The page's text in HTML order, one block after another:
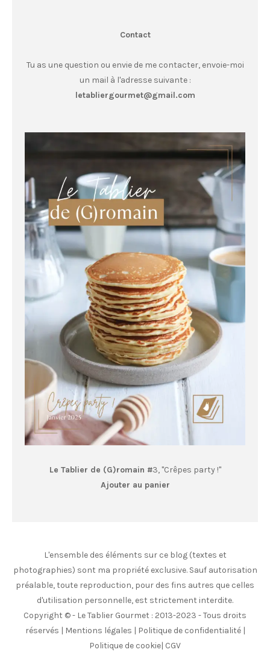
Contact
Tu as une question ou envie de me contacter, envoie-moi
un mail à l'adresse suivante :
letabliergourmet@gmail.com
Le Tablier de (G)romain #3, "Crêpes party !"
Ajouter au panier
L'ensemble des éléments sur ce blog (textes et
photographies) sont ma propriété exclusive. Sauf autorisation
préalable, toute reproduction, pour des fins autres que celles
d'utilisation personnelle, est strictement interdite.
Copyright © - Le Tablier Gourmet : 2013-2023 - Tous droits
réservés | Mentions légales | Politique de confidentialité|
Politique de cookie| CGV